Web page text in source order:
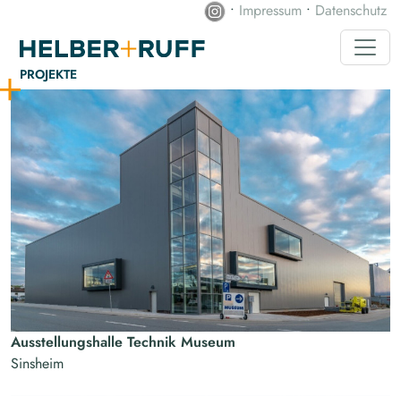
• Impressum • Datenschutz
PROJEKTE
Ausstellungshalle Technik Museum
Sinsheim